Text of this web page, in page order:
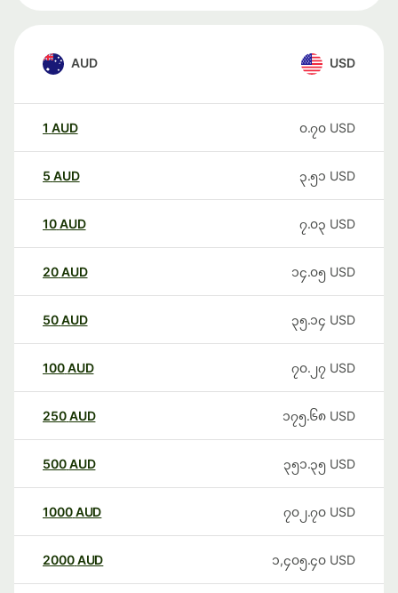
AUD USD
1 AUD ၀.၇၀ USD
5 AUD ၃.၅၁ USD
10AUD ၇.၀၃ USD
20AUD ၁၄.၀၅ USD
50AUD ၃၅.၁၄ USD
100AUD ၇၀.၂၇ USD
250AUD ၁၇၅.၆၈ USD
500AUD ၃၅၁.၃၅ USD
1000AUD ၇၀၂.၇၀ USD
2000AUD ၁,၄၀၅.၄၀ USD